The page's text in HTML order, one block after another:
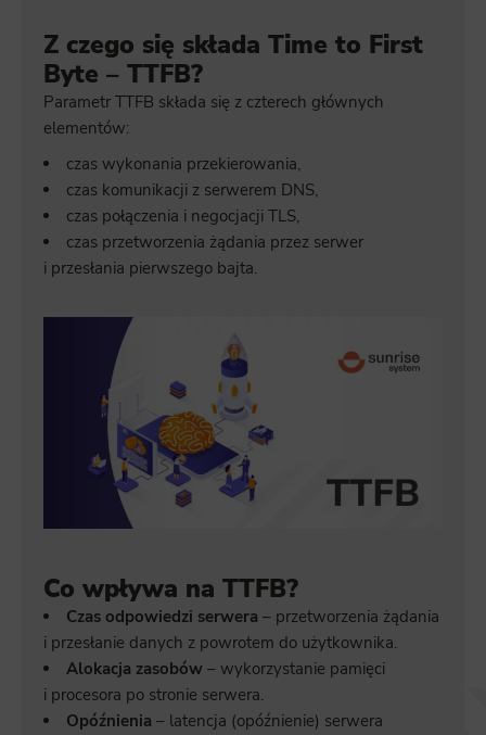
Z czego się składa Time to First
Byte – TTFB?
Parametr TTFB składa się z czterech głównych
elementów:
czas wykonania przekierowania,
czas komunikacji z serwerem DNS,
czas połączenia i negocjacji TLS,
czas przetworzenia żądania przez serwer
i przesłania pierwszego bajta.
Co wpływa na TTFB?
Czas odpowiedzi serwera – przetworzenia żądania
i przesłanie danych z powrotem do użytkownika.
Alokacja zasobów – wykorzystanie pamięci
i procesora po stronie serwera.
Opóźnienia – latencja (opóźnienie) serwera